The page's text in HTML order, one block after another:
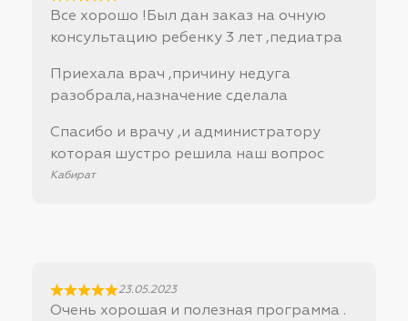
Все хорошо !Был дан заказ на очную
консультацию ребенку 3 лет ,педиатра
Приехала врач ,причину недуга
разобрала,назначение сделала
Спасибо и врачу ,и администратору
которая шустро решила наш вопрос
Кабират
23.05.2023
Очень хорошая и полезная программа .